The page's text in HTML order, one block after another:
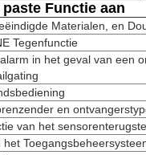
Functie aan
Materialen, en
Tegenfunctie
in het geval van een
en
van het